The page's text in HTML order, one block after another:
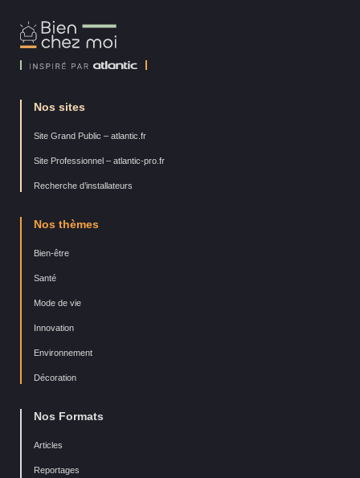
Bien
Chez
Nos sites
Site Grand Public – atlantic.fr
Site Professionnel – atlantic-pro.fr
Recherche d’installateurs
Nos thèmes
Bien-être
Santé
Mode de vie
Innovation
Environnement
Décoration
Nos Formats
Articles
Reportages